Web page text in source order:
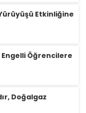
Etkinliğine
Engelli Öğrencilere
Doğalgaz